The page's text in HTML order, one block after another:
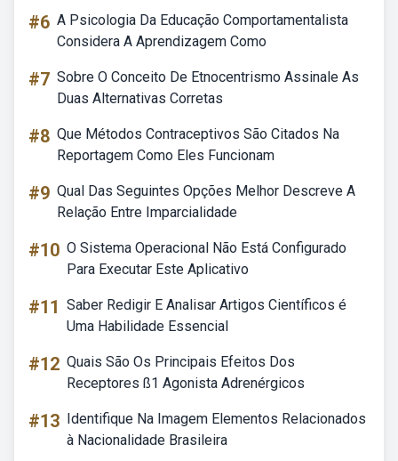
#6 A Psicologia Da Educação Comportamentalista
Considera A Aprendizagem Como
#7 Sobre O Conceito De Etnocentrismo Assinale As
Duas Alternativas Corretas
#8 Que Métodos Contraceptivos São Citados Na
Reportagem Como Eles Funcionam
#9 Qual Das Seguintes Opções Melhor Descreve A
Relação Entre Imparcialidade
#10 O Sistema Operacional Não Está Configurado
Para Executar Este Aplicativo
#11 Saber Redigir E Analisar Artigos Científicos é
Uma Habilidade Essencial
#12 Quais São Os Principais Efeitos Dos
Receptores ß1 Agonista Adrenérgicos
#13 Identifique Na Imagem Elementos Relacionados
à Nacionalidade Brasileira